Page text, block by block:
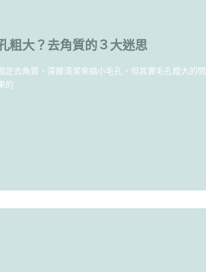
粗大？去角質的３大迷思
定去角質、深層清潔來縮小毛孔。但其實毛孔粗大的問
的